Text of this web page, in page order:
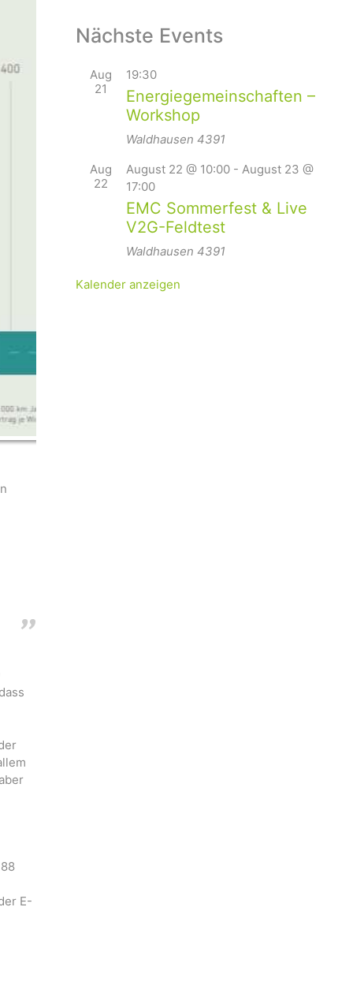
E-
Nächste Events
Aug
21
19:30
Energiegemeinschaften –
Workshop
Waldhausen 4391
Aug
22
August 22 @ 10:00 - August 23 @
17:00
EMC Sommerfest & Live
V2G-Feldtest
Waldhausen 4391
Kalender anzeigen